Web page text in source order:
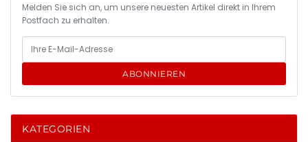
Melden Sie sich an, um unsere neuesten Artikel direkt in Ihrem
Postfach zu erhalten.
ABONNIEREN
KATEGORIEN